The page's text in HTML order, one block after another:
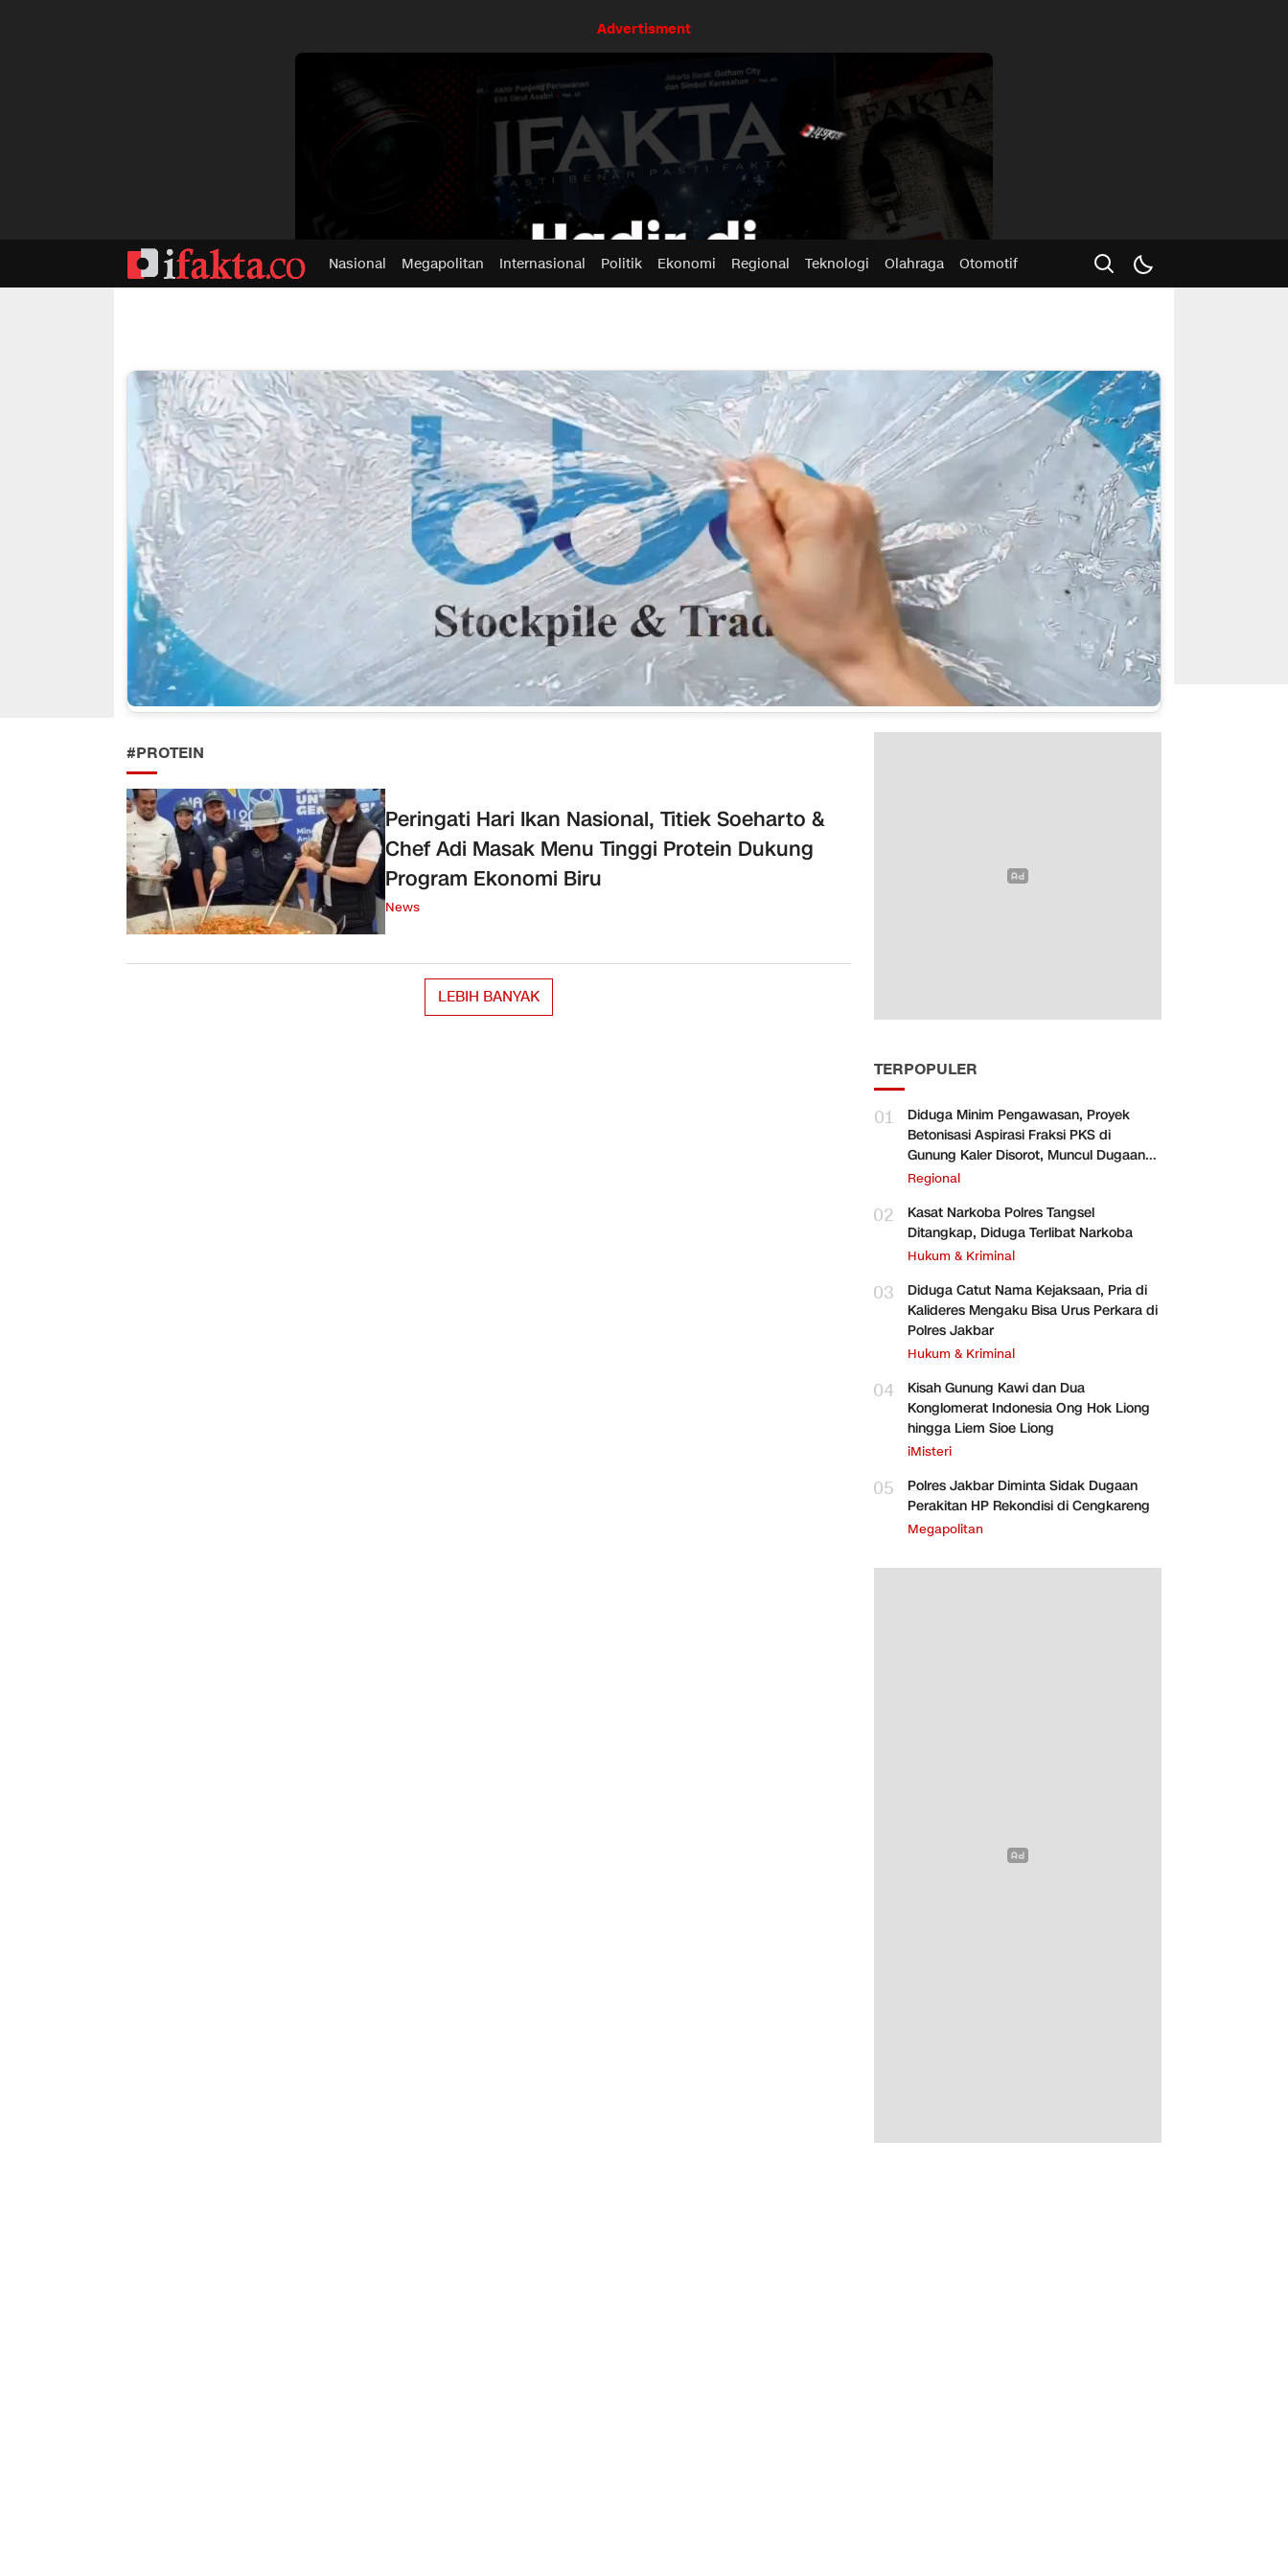
Advertisment
Nasional Megapolitan Internasional Politik Ekonomi Regional Teknologi Olahraga Otomotif
#PROTEIN
Peringati Hari Ikan Nasional, Titiek Soeharto &
Chef Adi Masak Menu Tinggi Protein Dukung
Program Ekonomi Biru
News
LEBIH BANYAK
TERPOPULER
01
Diduga Minim Pengawasan, Proyek
Betonisasi Aspirasi Fraksi PKS di
Gunung Kaler Disorot, Muncul Dugaan
Pengurangan Volume
Regional
02
Kasat Narkoba Polres Tangsel
Ditangkap, Diduga Terlibat Narkoba
Hukum & Kriminal
03
Diduga Catut Nama Kejaksaan, Pria di
Kalideres Mengaku Bisa Urus Perkara di
Polres Jakbar
Hukum & Kriminal
04
Kisah Gunung Kawi dan Dua
Konglomerat Indonesia Ong Hok Liong
hingga Liem Sioe Liong
iMisteri
05
Polres Jakbar Diminta Sidak Dugaan
Perakitan HP Rekondisi di Cengkareng
Megapolitan